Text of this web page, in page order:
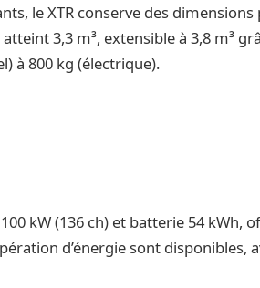
le XTR conserve des dimensions
3,3 m³, extensible à 3,8 m³
à 800 kg (électrique).
kW (136 ch) et batterie 54 kWh,
d’énergie sont disponibles,